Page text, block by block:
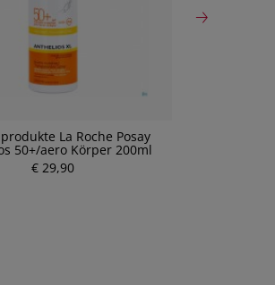
La Roche Posay
50+/aero Körper 200ml
€ 29,90
P